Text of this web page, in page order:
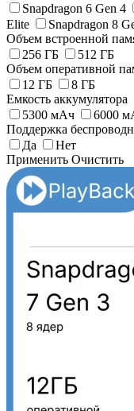
Snapdragon 6 Gen 4
Elite
Snapdragon 8
Объем встроенной
256 ГБ
512 ГБ
Объем оперативной
12 ГБ
8 ГБ
Емкость аккумулятора
5300 мАч
6000
Поддержка
Да
Нет
Применить Очистить